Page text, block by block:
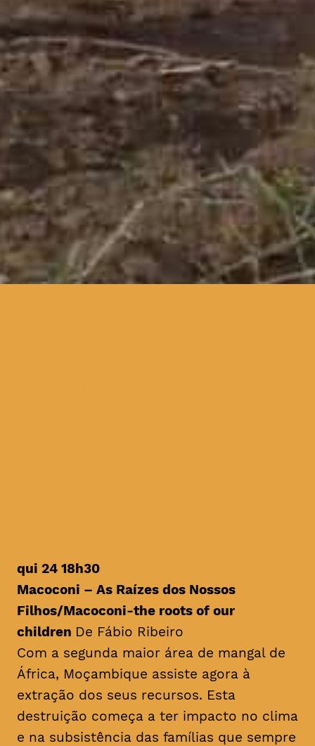
qui 24 18h30
Macoconi – As Raízes dos Nossos
Filhos/Macoconi-the roots of our
children De Fábio Ribeiro
Com a segunda maior área de mangal de
África, Moçambique assiste agora à
extração dos seus recursos. Esta
destruição começa a ter impacto no clima
e na subsistência das famílias que sempre